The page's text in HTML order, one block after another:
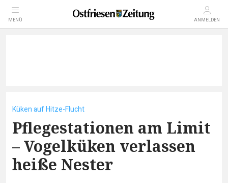
MENÜ ANMELDEN
Küken auf Hitze-Flucht
Pflegestationen am Limit
– Vogelküken verlassen
heiße Nester